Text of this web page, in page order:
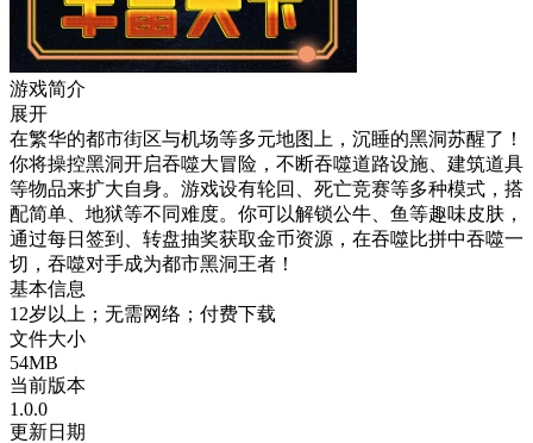
游戏简介
展开
在繁华的都市街区与机场等多元地图上，沉睡的黑洞苏醒了！
你将操控黑洞开启吞噬大冒险，不断吞噬道路设施、建筑道具
等物品来扩大自身。游戏设有轮回、死亡竞赛等多种模式，搭
配简单、地狱等不同难度。你可以解锁公牛、鱼等趣味皮肤，
通过每日签到、转盘抽奖获取金币资源，在吞噬比拼中吞噬一
切，吞噬对手成为都市黑洞王者！
基本信息
12岁以上；无需网络；付费下载
文件大小
54MB
当前版本
1.0.0
更新日期